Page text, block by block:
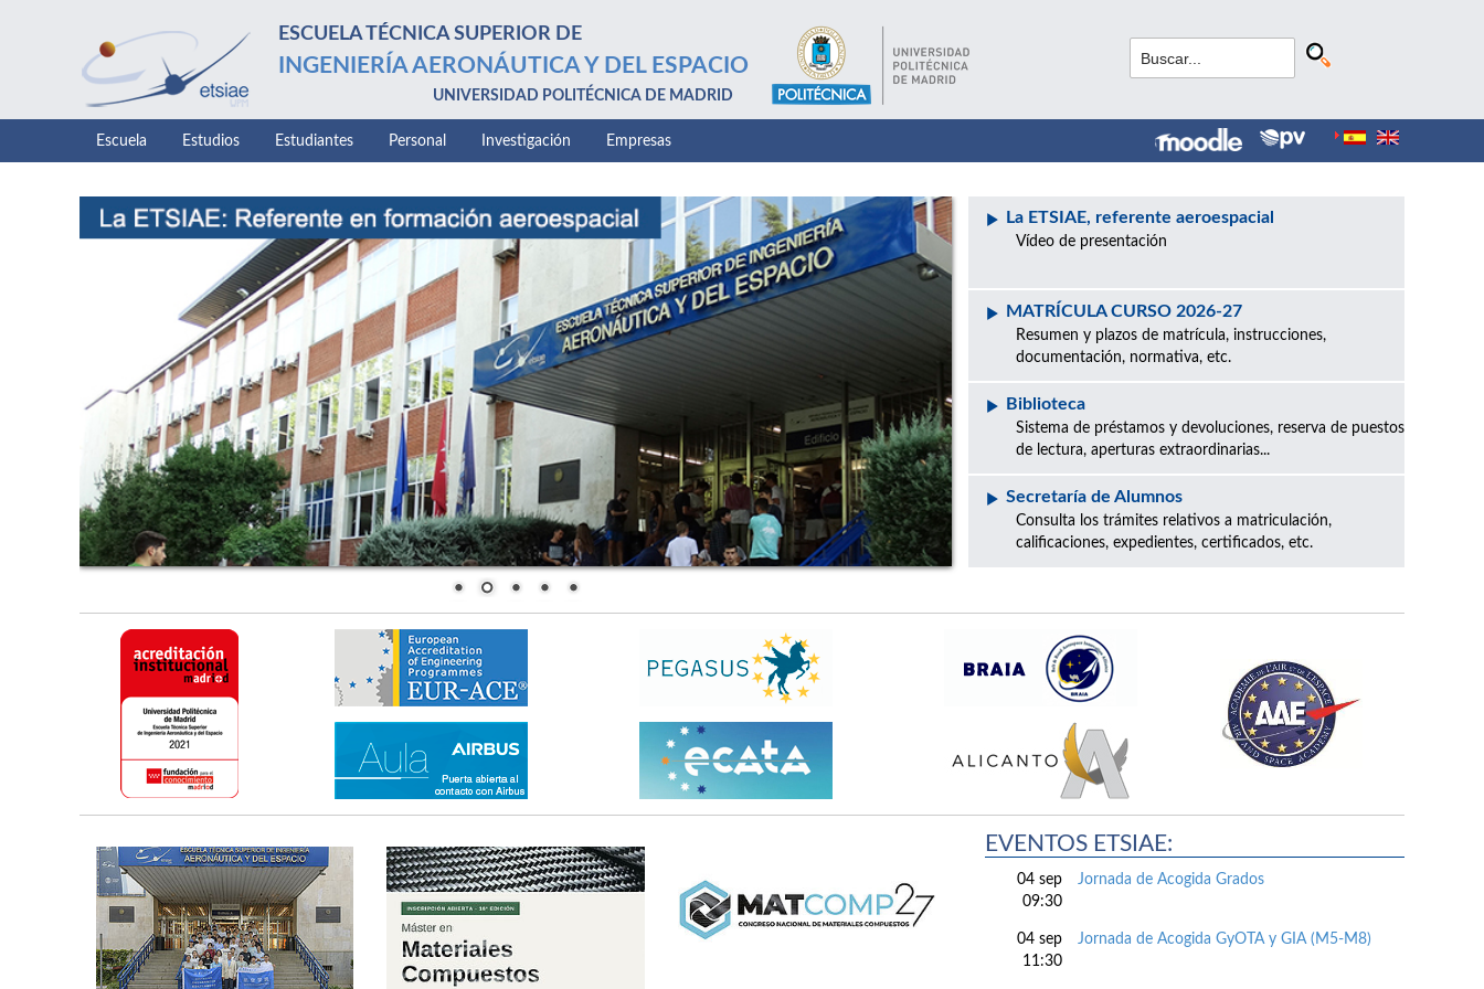
ESCUELA TÉCNICA SUPERIOR DE
INGENIERÍA AERONÁUTICA Y DEL ESPACIO
UNIVERSIDAD POLITÉCNICA DE MADRID
Escuela Estudios Estudiantes Personal Investigación Empresas
La ETSIAE, referente aeroespacial
Vídeo de presentación
MATRÍCULA CURSO 2026-27
Resumen y plazos de matrícula, instrucciones,
documentación, normativa, etc.
Biblioteca
Sistema de préstamos y devoluciones, reserva de puestos
de lectura, aperturas extraordinarias...
Secretaría de Alumnos
Consulta los trámites relativos a matriculación,
calificaciones, expedientes, certificados, etc.
EVENTOS ETSIAE:
04 sep
09:30
Jornada de Acogida Grados
04 sep
11:30
Jornada de Acogida GyOTA y GIA (M5-M8)